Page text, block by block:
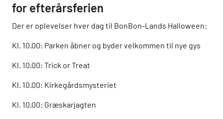
for efterårsferien
Der er oplevelser hver dag til BonBon-Lands Halloween:
Kl. 10.00: Parken åbner og byder velkommen til nye gys
Kl. 10.00: Trick or Treat
Kl. 10.00: Kirkegårdsmysteriet
Kl. 10.00: Græskarjagten